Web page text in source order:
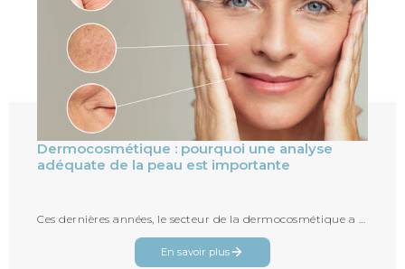
Dermocosmétique : pourquoi une analyse
adéquate de la peau est importante
En savoir plus